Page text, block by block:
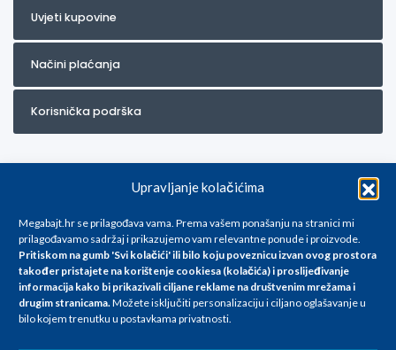
Upravljanje kolačićima
Megabajt.hr se prilagođava vama. Prema vašem ponašanju na stranici mi
prilagođavamo sadržaj i prikazujemo vam relevantne ponude i proizvode.
Pritiskom na gumb 'Svi kolačići' ili bilo koju poveznicu izvan ovog prostora
također pristajete na korištenje cookiesa (kolačića) i proslijeđivanje
informacija kako bi prikazivali ciljane reklame na društvenim mrežama i
drugim stranicama.Možete isključiti personalizaciju i ciljano oglašavanje u
bilo kojem trenutku u postavkama privatnosti.
Uvjeti kupovine
Načini plaćanja
Korisnička podrška
Za artikle kojih trenutno nema u ponudi obratite nam se na
info@megabajt.hr. Sve cijene su informativnog karaktera i podložne su
promjenama, a
iskazane su za avansno plaćanje(gotovina) u Eurima i uključuju PDV. Sve
se razlikovati od cijena u našim poslovnicama. Trudimo se dati što bolji